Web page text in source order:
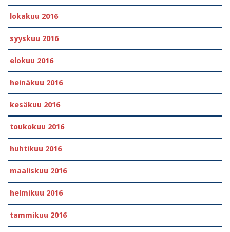
lokakuu 2016
syyskuu 2016
elokuu 2016
heinäkuu 2016
kesäkuu 2016
toukokuu 2016
huhtikuu 2016
maaliskuu 2016
helmikuu 2016
tammikuu 2016